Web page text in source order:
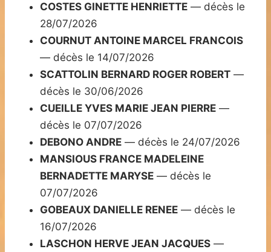
COSTES GINETTE HENRIETTE — décès le
28/07/2026
COURNUT ANTOINE MARCEL FRANCOIS
— décès le 14/07/2026
SCATTOLIN BERNARD ROGER ROBERT —
décès le 30/06/2026
CUEILLE YVES MARIE JEAN PIERRE —
décès le 07/07/2026
DEBONO ANDRE — décès le 24/07/2026
MANSIOUS FRANCE MADELEINE
BERNADETTE MARYSE — décès le
07/07/2026
GOBEAUX DANIELLE RENEE — décès le
16/07/2026
LASCHON HERVE JEAN JACQUES —